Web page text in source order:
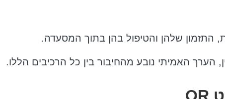
התזמון שלהן והטיפול בהן בתוך המסעדה.